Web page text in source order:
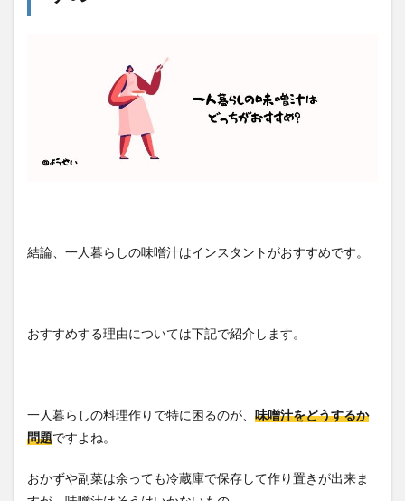
結論、一人暮らしの味噌汁はインスタントがおすすめです。
おすすめする理由については下記で紹介します。
一人暮らしの料理作りで特に困るのが、 味噌汁をどうするか
問題ですよね。
おかずや副菜は余っても冷蔵庫で保存して作り置きが出来ま